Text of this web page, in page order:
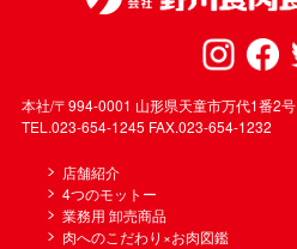
本社/〒994-0001 山形県天童市万代1番2号
TEL.023-654-1245 FAX.023-654-1232
店舗紹介
4つのモットー
業務用 卸売商品
肉へのこだわり×お肉図鑑